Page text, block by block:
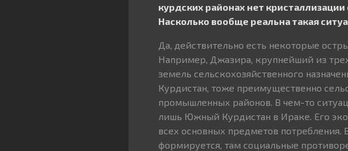
курдских районах нет
Насколько вообще реальна такая
Да, действительно есть некоторые
Например, Джазира, крупнейший из
земель сельскохозяйственного
Курдистан, тоже преимущественно
промышленных районов. В чем-то
лишь Южный Курдистан в Ираке. Его
всех основных предметов
формируется, там социальные